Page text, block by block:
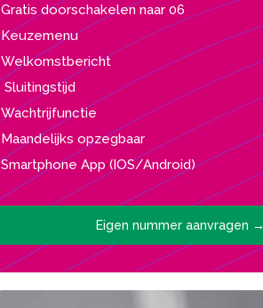
Gratis doorschakelen naar 06
Keuzemenu
Welkomstbericht
Sluitingstijd
Wachtrijfunctie
Maandelijks opzegbaar
Smartphone App (IOS/Android)
Eigen nummer aanvragen →